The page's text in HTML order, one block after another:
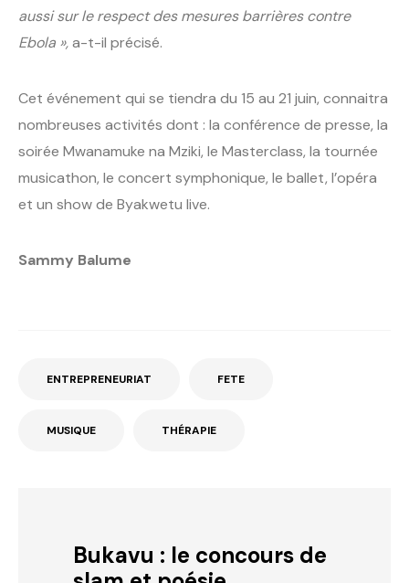
aussi sur le respect des mesures barrières contre
Ebola »,a-t-il précisé.
Cet événement qui se tiendra du 15 au 21 juin, connaitra
nombreuses activités dont : la conférence de presse, la
soirée Mwanamuke na Mziki, le Masterclass, la tournée
musicathon, le concert symphonique, le ballet, l’opéra
et un show de Byakwetu live.
Sammy Balume
ENTREPRENEURIAT FETE
MUSIQUE THÉRAPIE
Bukavu : le concours de